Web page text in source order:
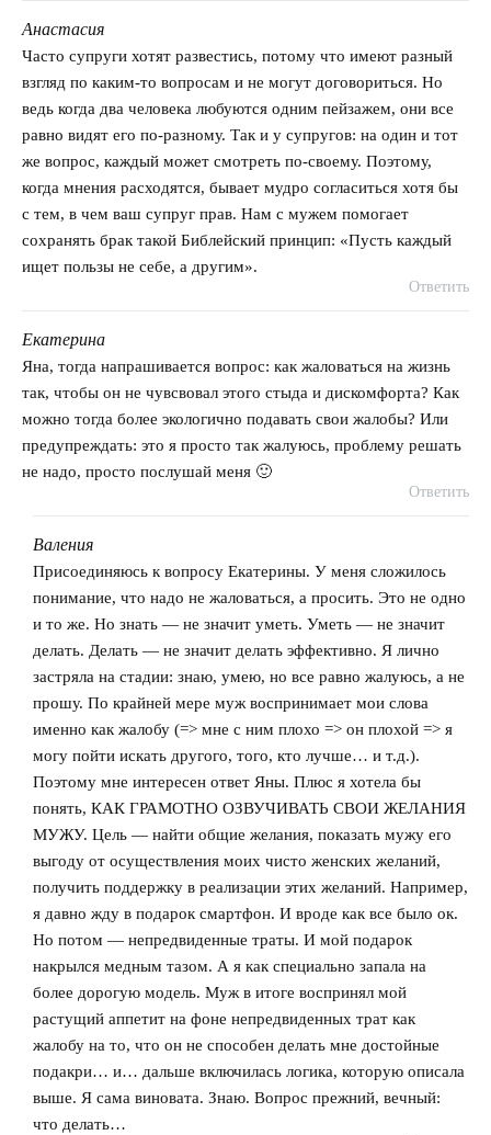
Анастасия
говорит:
Часто супруги хотят развестись, потому что имеют разный
взгляд по каким-то вопросам и не могут договориться. Но
ведь когда два человека любуются одним пейзажем, они все
равно видят его по-разному. Так и у супругов: на один и тот
же вопрос, каждый может смотреть по-своему. Поэтому,
когда мнения расходятся, бывает мудро согласиться хотя бы
с тем, в чем ваш супруг прав. Нам с мужем помогает
сохранять брак такой Библейский принцип: «Пусть каждый
ищет пользы не себе, а другим».
Ответить
Екатерина
говорит:
Яна, тогда напрашивается вопрос: как жаловаться на жизнь
так, чтобы он не чувсвовал этого стыда и дискомфорта? Как
можно тогда более экологично подавать свои жалобы? Или
предупреждать: это я просто так жалуюсь, проблему решать
не надо, просто послушай меня 🙂
Ответить
Валения
говорит:
Присоединяюсь к вопросу Екатерины. У меня сложилось
понимание, что надо не жаловаться, а просить. Это не одно
и то же. Но знать — не значит уметь. Уметь — не значит
делать. Делать — не значит делать эффективно. Я лично
застряла на стадии: знаю, умею, но все равно жалуюсь, а не
прошу. По крайней мере муж воспринимает мои слова
именно как жалобу (=> мне с ним плохо => он плохой => я
могу пойти искать другого, того, кто лучше… и т.д.).
Поэтому мне интересен ответ Яны. Плюс я хотела бы
понять, КАК ГРАМОТНО ОЗВУЧИВАТЬ СВОИ ЖЕЛАНИЯ
МУЖУ. Цель — найти общие желания, показать мужу его
выгоду от осуществления моих чисто женских желаний,
получить поддержку в реализации этих желаний. Например,
я давно жду в подарок смартфон. И вроде как все было ок.
Но потом — непредвиденные траты. И мой подарок
накрылся медным тазом. А я как специально запала на
более дорогую модель. Муж в итоге воспринял мой
растущий аппетит на фоне непредвиденных трат как
жалобу на то, что он не способен делать мне достойные
подакри… и… дальше включилась логика, которую описала
выше. Я сама виновата. Знаю. Вопрос прежний, вечный:
что делать…